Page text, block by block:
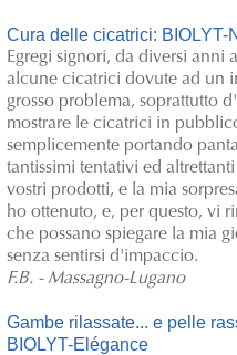
Cura delle cicatrici: BIOLYT-
Egregi signori, da diversi
alcune cicatrici dovute ad un
grosso problema, soprattutto
mostrare le cicatrici in
semplicemente portando
tantissimi tentativi ed
vostri prodotti, e la mia
ho ottenuto, e, per questo, vi
che possano spiegare la mia
senza sentirsi d'impaccio.
F.B. - Massagno-Lugano
Gambe rilassate... e pelle
BIOLYT-Elégance